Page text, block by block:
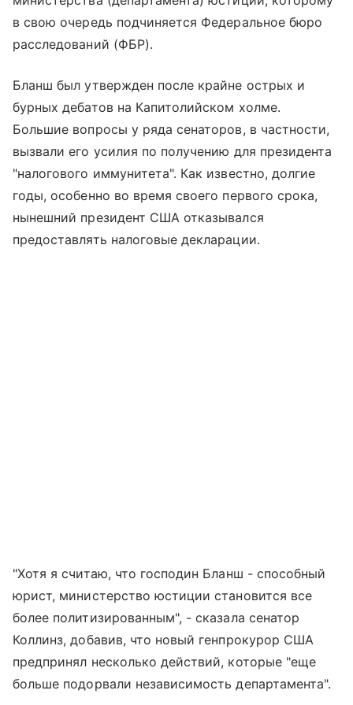
в свою очередь подчиняется Федеральное бюро
расследований (ФБР).
Бланш был утвержден после крайне острых и
бурных дебатов на Капитолийском холме.
Большие вопросы у ряда сенаторов, в частности,
вызвали его усилия по получению для президента
"налогового иммунитета". Как известно, долгие
годы, особенно во время своего первого срока,
нынешний президент США отказывался
предоставлять налоговые декларации.
"Хотя я считаю, что господин Бланш - способный
юрист, министерство юстиции становится все
более политизированным", - сказала сенатор
Коллинз, добавив, что новый генпрокурор США
предпринял несколько действий, которые "еще
больше подорвали независимость департамента".